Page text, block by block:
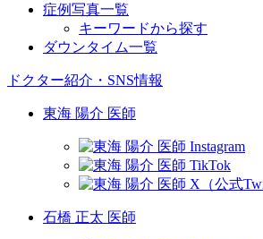
症例写真一覧
キーワードから探す
ダウンタイム一覧
ドクター紹介・SNS情報
東海 陽介 医師
石橋 正太 医師